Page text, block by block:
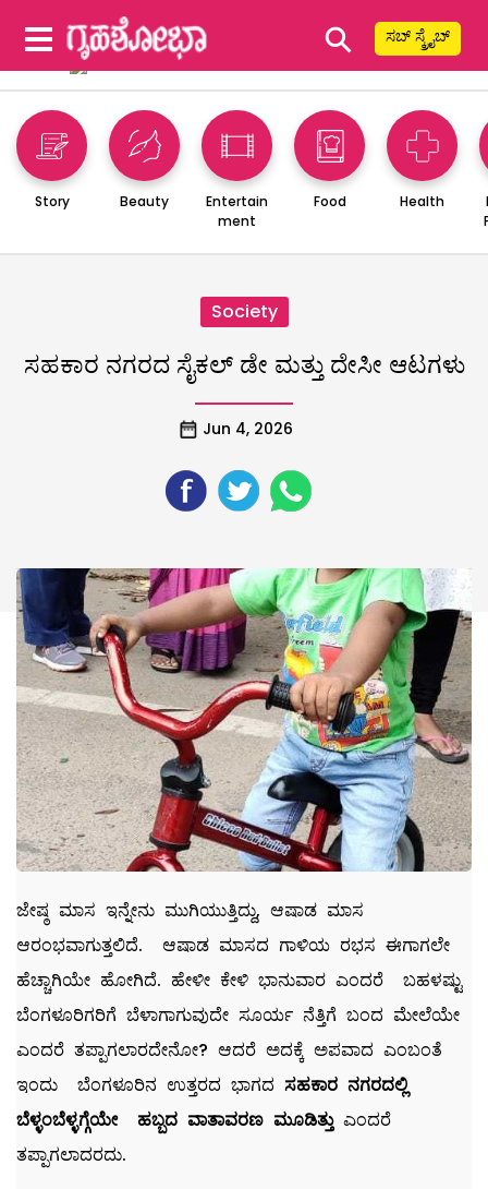
⚲ ಸಬ್ ಸ್ಕ್ರೈಬ್
Story Beauty
Entertain
ment
Food Health
Society
ಸಹಕಾರ ನಗರದ ಸೈಕಲ್ ಡೇ ಮತ್ತು ದೇಸೀ ಆಟಗಳು
Jun 4, 2026
ಜೇಷ್ಠ ಮಾಸ ಇನ್ನೇನು ಮುಗಿಯುತ್ತಿದ್ದು, ಆಷಾಡ ಮಾಸ
ಆರಂಭವಾಗುತ್ತಲಿದೆ. ಆಷಾಡ ಮಾಸದ ಗಾಳಿಯ ರಭಸ ಈಗಾಗಲೇ
ಹೆಚ್ಚಾಗಿಯೇ ಹೋಗಿದೆ. ಹೇಳೀ ಕೇಳಿ ಭಾನುವಾರ ಎಂದರೆ ಬಹಳಷ್ಟು
ಬೆಂಗಳೂರಿಗರಿಗೆ ಬೆಳಾಗಾಗುವುದೇ ಸೂರ್ಯ ನೆತ್ತಿಗೆ ಬಂದ ಮೇಲೆಯೇ
ಎಂದರೆ ತಪ್ಪಾಗಲಾರದೇನೋ? ಆದರೆ ಅದಕ್ಕೆ ಅಪವಾದ ಎಂಬಂತೆ
ಇಂದು ಬೆಂಗಳೂರಿನ ಉತ್ತರದ ಭಾಗದ ಸಹಕಾರ ನಗರದಲ್ಲಿ
ಬೆಳ್ಳಂಬೆಳ್ಳಗ್ಗೆಯೇ ಹಬ್ಬದ ವಾತಾವರಣ ಮೂಡಿತ್ತುಎಂದರೆ
ತಪ್ಪಾಗಲಾದರದು.